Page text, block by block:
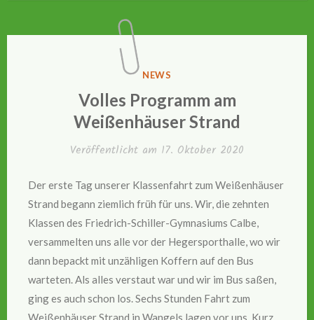
VERÖFFENTLICHT
NEWS
Volles Programm am
Weißenhäuser Strand
Veröffentlicht am 17. Oktober 2020
Der erste Tag unserer Klassenfahrt zum Weißenhäuser
Strand begann ziemlich früh für uns. Wir, die zehnten
Klassen des Friedrich-Schiller-Gymnasiums Calbe,
versammelten uns alle vor der Hegersporthalle, wo wir
dann bepackt mit unzähligen Koffern auf den Bus
warteten. Als alles verstaut war und wir im Bus saßen,
ging es auch schon los. Sechs Stunden Fahrt zum
Weißenhäuser Strand in Wangels lagen vor uns. Kurz